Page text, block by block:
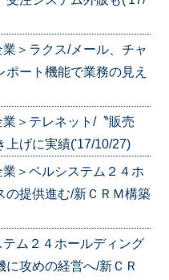
＞ラクス/メール、チャ
ート機能で業務の見え
業＞テレネット/〝販売
上げに実績('17/10/27)
業＞ベルシステム２４ホ
の提供進む/新ＣＲＭ構築
テム２４ホールディング
攻めの経営へ/新ＣＲ